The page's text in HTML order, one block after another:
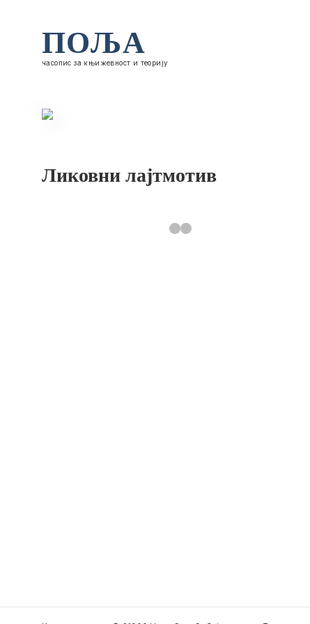
ПОЉА
часопис за књижевност и теорију
Ликовни лајтмотив